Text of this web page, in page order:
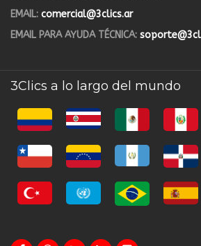
EMAIL: comercial@3clics.ar
EMAIL PARA AYUDA TÉCNICA:
3Clics a lo largo del mundo